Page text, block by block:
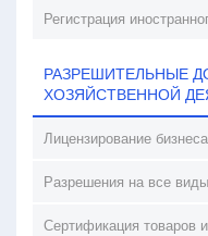
Регистрация
РАЗРЕШИТЕЛЬНЫЕ
ХОЗЯЙСТВЕННОЙ
Лицензирование
Разрешения на все
Сертификация товаров